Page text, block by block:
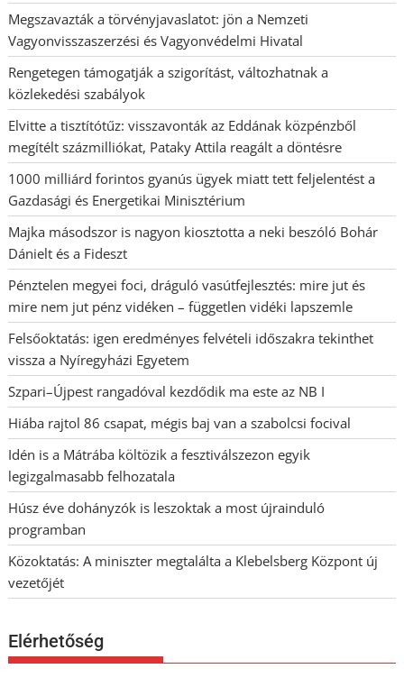
Megszavazták a törvényjavaslatot: jön a Nemzeti
Vagyonvisszaszerzési és Vagyonvédelmi Hivatal
Rengetegen támogatják a szigorítást, változhatnak a
közlekedési szabályok
Elvitte a tisztítótűz: visszavonták az Eddának közpénzből
megítélt százmilliókat, Pataky Attila reagált a döntésre
1000 milliárd forintos gyanús ügyek miatt tett feljelentést a
Gazdasági és Energetikai Minisztérium
Majka másodszor is nagyon kiosztotta a neki beszóló Bohár
Dánielt és a Fideszt
Pénztelen megyei foci, dráguló vasútfejlesztés: mire jut és
mire nem jut pénz vidéken – független vidéki lapszemle
Felsőoktatás: igen eredményes felvételi időszakra tekinthet
vissza a Nyíregyházi Egyetem
Szpari–Újpest rangadóval kezdődik ma este az NB I
Hiába rajtol 86 csapat, mégis baj van a szabolcsi focival
Idén is a Mátrába költözik a fesztiválszezon egyik
legizgalmasabb felhozatala
Húsz éve dohányzók is leszoktak a most újrainduló
programban
Közoktatás: A miniszter megtalálta a Klebelsberg Központ új
vezetőjét
Elérhetőség